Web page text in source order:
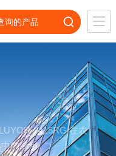
LUYOR-3415RG 在农
的应用